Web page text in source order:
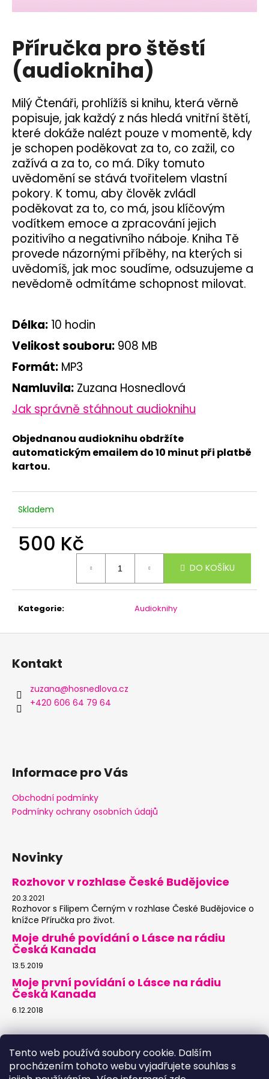
Tento web používá soubory cookie. Dalším
procházením tohoto webu vyjadřujete souhlas s
Příručka pro štěstí
(audiokniha)
Milý Čtenáři, prohlížíš si knihu, která věrně
popisuje, jak každý z nás hledá vnitřní štětí,
které dokáže nalézt pouze v momentě, kdy
je schopen poděkovat za to, co zažil, co
zažívá a za to, co má. Díky tomuto
uvědomění se stává tvořitelem vlastní
pokory. K tomu, aby člověk zvládl
poděkovat za to, co má, jsou klíčovým
vodítkem emoce a zpracování jejich
pozitivího a negativního náboje. Kniha Tě
provede názornými příběhy, na kterých si
uvědomíš, jak moc soudíme, odsuzujeme a
nevědomě odmítáme schopnost milovat.
Délka: 10 hodin
Velikost souboru: 908 MB
Formát: MP3
Namluvila: Zuzana Hosnedlová
Jak správně stáhnout audioknihu
Objednanou audioknihu obdržíte
automatickým emailem do 10 minut při platbě
kartou.
Skladem
500 Kč
DO KOŠÍKU
Kategorie: Audioknihy
a
í
t
?
HLEDAT
Z
Kontakt
zuzana@hosnedlova.cz
+420 606 64 79 64
Informace pro Vás
Obchodní podmínky
Podmínky ochrany osobních údajů
Novinky
Rozhovor v rozhlase České Budějovice
20.3.2021
Rozhovor s Filipem Černým v rozhlase České Budějovice o
knížce Příručka pro život.
Moje druhé povídání o Lásce na rádiu
Česká Kanada
13.5.2019
Moje první povídání o Lásce na rádiu
Česká Kanada
6.12.2018
Přijímáme online platby